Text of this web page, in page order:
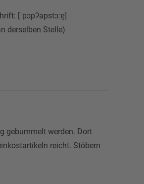
[ˈpɔpʔapstɔːɐ̯]
derselben Stelle)
gebummelt werden. Dort
reicht. Stöbern